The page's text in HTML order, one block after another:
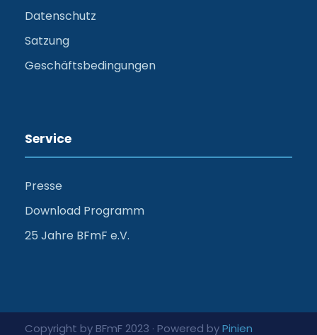
Datenschutz
Satzung
Geschäftsbedingungen
Service
Presse
Download Programm
25 Jahre BFmF e.V.
Copyright by BFmF 2023 · Powered byPinien